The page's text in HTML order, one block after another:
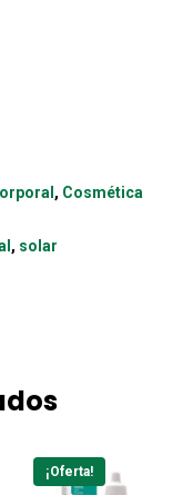
, Cosmética
, solar
¡Oferta!